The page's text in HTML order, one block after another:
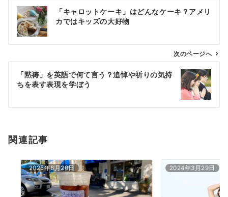
ン
「キャロットケーキ」はどんなケーキ？アメリ
カではキッズの大好物
次のページへ
「黙祷」を英語で何て言う？追悼や祈りの気持
ちを表す表現を学ぼう
関連記事
2025年6月20日 2024年3月29日